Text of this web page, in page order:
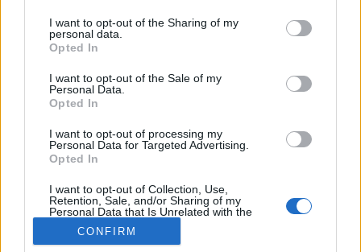
not limited to your visit or usage behaviour. You may click to
grant or deny consent to Google and its third-party tags to
use your data for below specified purposes in below Google
consent section.
I want to opt-out of the Sharing of my
personal data.
Opted In
I want to opt-out of the Sale of my
Personal Data.
Opted In
I want to opt-out of processing my
Personal Data for Targeted Advertising.
Opted In
I want to opt-out of Collection, Use,
Retention, Sale, and/or Sharing of my
Personal Data that Is Unrelated with the
Purposes for which it was collected.
Opted Out
CONFIRM